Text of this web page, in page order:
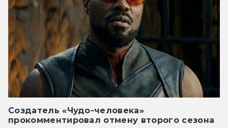
Создатель «Чудо-человека»
прокомментировал отмену второго сезона